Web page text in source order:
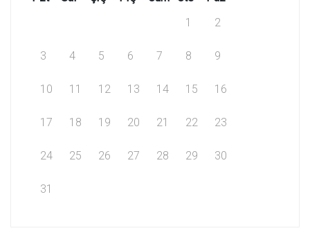
1
2
3 4 5 6 7 8 9
10 11 12 13 14 15 16
17 18 19 20 21 22 23
24 25 26 27 28 29 30
31